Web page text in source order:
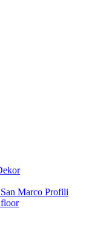
Marco Profili